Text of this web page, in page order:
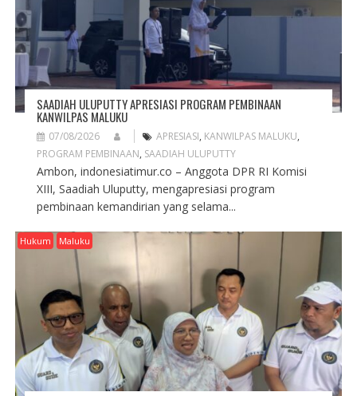
O
N
SAADIAH ULUPUTTY APRESIASI PROGRAM PEMBINAAN
KANWILPAS MALUKU
07/08/2026 APRESIASI, KANWILPAS MALUKU,
PROGRAM PEMBINAAN, SAADIAH ULUPUTTY
Ambon, indonesiatimur.co – Anggota DPR RI Komisi
XIII, Saadiah Uluputty, mengapresiasi program
pembinaan kemandirian yang selama...
Hukum Maluku